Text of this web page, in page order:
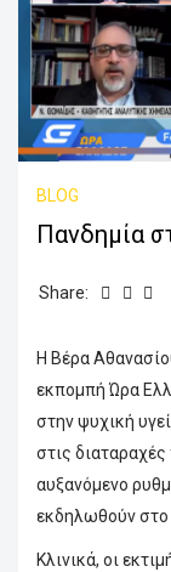
BLOG
Πανδημία
Share:
Η Βέρα
εκπομπή Ώρα
στην ψυχική
στις
αυξανόμενο
εκδηλωθούν στο
Κλινικά, οι